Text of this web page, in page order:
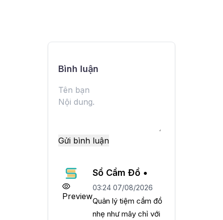
Bình luận
Gửi bình luận
Preview
Sổ Cầm Đồ •
03:24 07/08/2026
Quản lý tiệm cầm đồ
nhẹ như mây chỉ với